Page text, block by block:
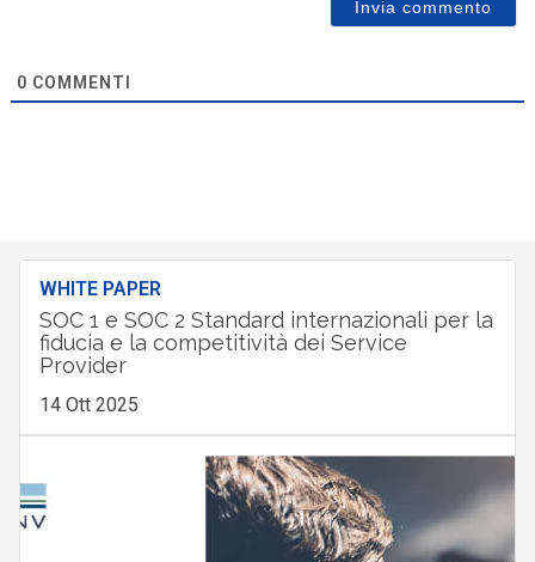
0 COMMENTI
WHITE PAPER
SOC 1 e SOC 2 Standard internazionali per la
fiducia e la competitività dei Service
Provider
14 Ott 2025